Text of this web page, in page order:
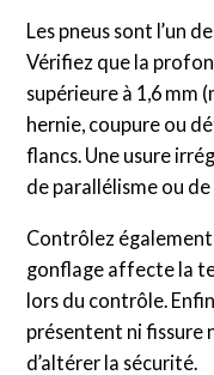
Les pneus sont l’un
Vérifiez que la
supérieure à 1,6 mm
hernie, coupure ou
flancs. Une usure
de parallélisme ou de
Contrôlez également
gonflage affecte la
lors du contrôle.
présentent ni fissure
d’altérer la sécurité.